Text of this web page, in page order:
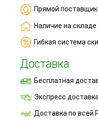
Прямой поставщик
Наличие на складе
Гибкая система
Доставка
Бесплатная
Экспресс
Доставка по всей